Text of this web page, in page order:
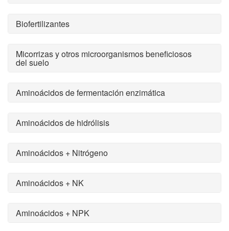
Biofertilizantes
Micorrizas y otros microorganismos beneficiosos
del suelo
Aminoácidos de fermentación enzimática
Aminoácidos de hidrólisis
Aminoácidos + Nitrógeno
Aminoácidos + NK
Aminoácidos + NPK